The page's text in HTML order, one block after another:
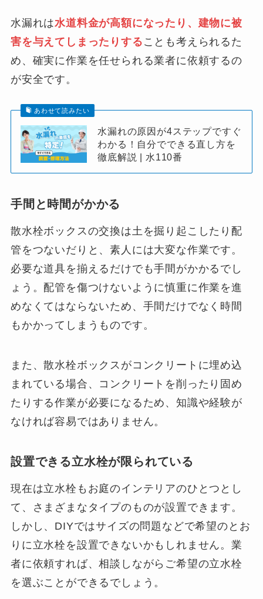
水漏れは水道料金が高額になったり、建物に被
害を与えてしまったりする ことも考えられるた
め、確実に作業を任せられる業者に依頼するの
が安全です。
あわせて読みたい
水漏れの原因が4ステップですぐ
わかる！自分でできる直し方を
徹底解説 | 水110番
手間と時間がかかる
散水栓ボックスの交換は土を掘り起こしたり配
管をつないだりと、素人には大変な作業です。
必要な道具を揃えるだけでも手間がかかるでし
ょう。配管を傷つけないように慎重に作業を進
めなくてはならないため、手間だけでなく時間
もかかってしまうものです。
また、散水栓ボックスがコンクリートに埋め込
まれている場合、コンクリートを削ったり固め
たりする作業が必要になるため、知識や経験が
なければ容易ではありません。
設置できる立水栓が限られている
現在は立水栓もお庭のインテリアのひとつとし
て、さまざまなタイプのものが設置できます。
しかし、DIYではサイズの問題などで希望のとお
りに立水栓を設置できないかもしれません。業
者に依頼すれば、相談しながらご希望の立水栓
を選ぶことができるでしょう。